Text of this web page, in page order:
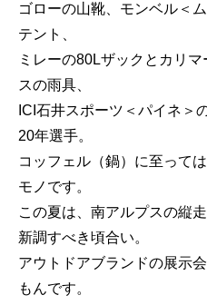
ゴローの山靴、モンベル＜
テント、
ミレーの80Lザックとカリ
スの雨具、
ICI石井スポーツ＜パイネ＞
20年選手。
コッフェル（鍋）に至って
モノです。
この夏は、南アルプスの縦
新調すべき頃合い。
アウトドアブランドの展示
もんです。